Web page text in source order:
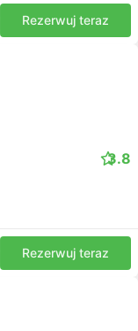
Rezerwuj teraz
3.8
Rezerwuj teraz